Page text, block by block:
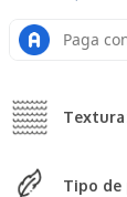
Tipo de
Textura